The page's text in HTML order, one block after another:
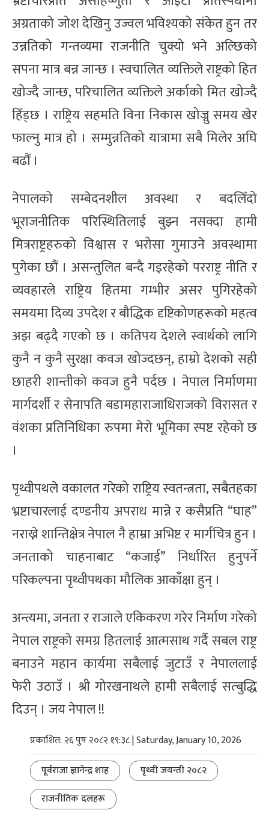
अग्रताको जोश देखिनु उज्वल भविश्यको संकेत हुन तर
उन्नतिको गन्तव्यमा राजनीति चुक्यो भने अल्छिको
सपना मात्र बन्न जान्छ । स्वचालित व्यक्तिले राष्ट्रको हित
खोज्दै जान्छ, परिचालित व्यक्तिले अर्काको मित खोज्दै
हिँड्छ । राष्ट्रिय सहमति विना निकास खोज्नु समय खेर
फाल्नु मात्र हो । सम्मुन्नतिको यात्रामा सबै मिलेर अघि
बढौं ।
नेपालको सम्बेदनशील अवस्था र बदलिँदो
भूराजनीतिक परिस्थितिलाई बुझ्न नसक्दा हामी
मित्रराष्ट्रहरुको विश्वास र भरोसा गुमाउने अवस्थामा
पुगेका छौं । असन्तुलित बन्दै गइरहेको परराष्ट्र नीति र
व्यवहारले राष्ट्रिय हितमा गम्भीर असर पुगिरहेको
समयमा दिव्य उपदेश र बौद्धिक दृष्टिकोणहरूको महत्व
अझ बढ्दै गएको छ । कतिपय देशले स्वार्थको लागि
कुनै न कुनै सुरक्षा कवज खोज्दछन्, हाम्रो देशको सही
छाहरी शान्तीको कवज हुनै पर्दछ । नेपाल निर्माणमा
मार्गदर्शी र सेनापति बडामहाराजाधिराजको विरासत र
वंशका प्रतिनिधिका रुपमा मेरो भूमिका स्पष्ट रहेको छ
।
पृथ्वीपथले वकालत गरेको राष्ट्रिय स्वतन्त्रता, सबैतहका
भ्रष्टाचारलाई दण्डनीय अपराध मान्ने र कसैप्रति “घाह”
नराख्ने शान्तिक्षेत्र नेपाल नै हाम्रा अभिष्ट र मार्गचित्र हुन ।
जनताको चाहनाबाट “कजाई” निर्धारित हुनुपर्ने
परिकल्पना पृथ्वीपथका मौलिक आकाँक्षा हुन् ।
अन्त्यमा, जनता र राजाले एकिकरण गरेर निर्माण गरेको
नेपाल राष्ट्रको समग्र हितलाई आत्मसाथ गर्दै सबल राष्ट्र
बनाउने महान कार्यमा सबैलाई जुटाउँ र नेपाललाई
फेरी उठाउँ । श्री गोरखनाथले हामी सबैलाई सत्बुद्धि
दिउन् । जय नेपाल !!
प्रकाशित: २६ पुष २०८२ १९:३८ | Saturday, January 10, 2026
पूर्वराजा ज्ञानेन्द्र शाह
पृथ्वी जयन्ती २०८२
राजनीतिक दलहरू